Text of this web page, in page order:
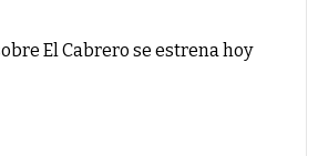
El Cabrero se estrena hoy